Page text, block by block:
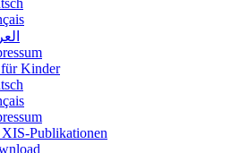
Kinder
Publikationen